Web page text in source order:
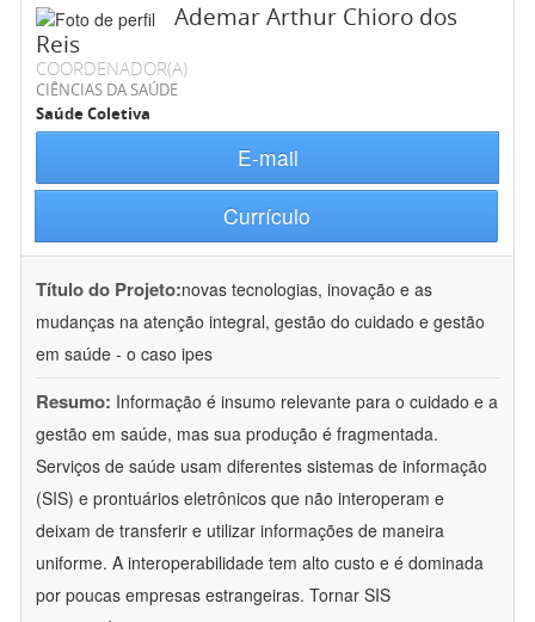
Ademar Arthur Chioro dos
Reis
COORDENADOR(A)
CIÊNCIAS DA SAÚDE
Saúde Coletiva
E-mail
Currículo
Título do Projeto:novas tecnologias, inovação e as
mudanças na atenção integral, gestão do cuidado e gestão
em saúde - o caso ipes
Resumo: Informação é insumo relevante para o cuidado e a
gestão em saúde, mas sua produção é fragmentada.
Serviços de saúde usam diferentes sistemas de informação
(SIS) e prontuários eletrônicos que não interoperam e
deixam de transferir e utilizar informações de maneira
uniforme. A interoperabilidade tem alto custo e é dominada
por poucas empresas estrangeiras. Tornar SIS